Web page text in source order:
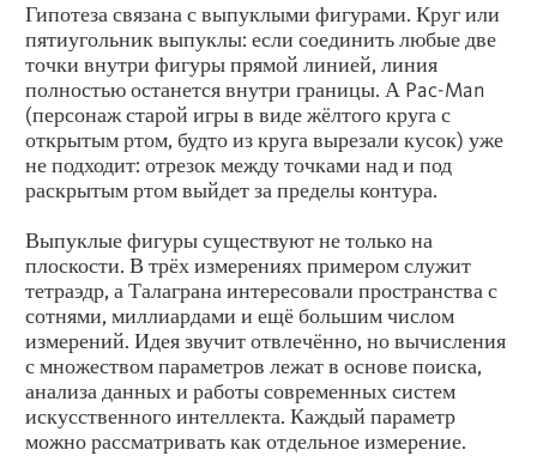
Гипотеза связана с выпуклыми фигурами. Круг или
пятиугольник выпуклы: если соединить любые две
точки внутри фигуры прямой линией, линия
полностью останется внутри границы. А Pac-Man
(персонаж старой игры в виде жёлтого круга с
открытым ртом, будто из круга вырезали кусок) уже
не подходит: отрезок между точками над и под
раскрытым ртом выйдет за пределы контура.
Выпуклые фигуры существуют не только на
плоскости. В трёх измерениях примером служит
тетраэдр, а Талаграна интересовали пространства с
сотнями, миллиардами и ещё большим числом
измерений. Идея звучит отвлечённо, но вычисления
с множеством параметров лежат в основе поиска,
анализа данных и работы современных систем
искусственного интеллекта. Каждый параметр
можно рассматривать как отдельное измерение.